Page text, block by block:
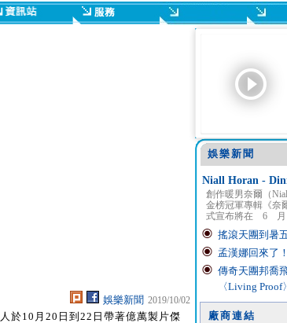
娛樂新聞 2019/10/02
於10月20日到22日帶著億萬製片傑
娛樂新聞
Niall Horan -
創作暖男奈爾（
金榜冠軍專輯《奈
式宣布將在 6
搖滾天團到暑
孟漢娜回來了！
傳奇天團邦喬
〈Living Proof〉
廠商連結